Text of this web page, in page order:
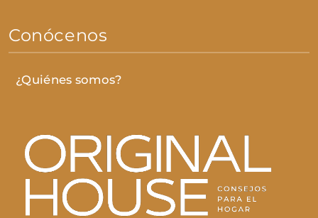
Conócenos
¿Quiénes somos?